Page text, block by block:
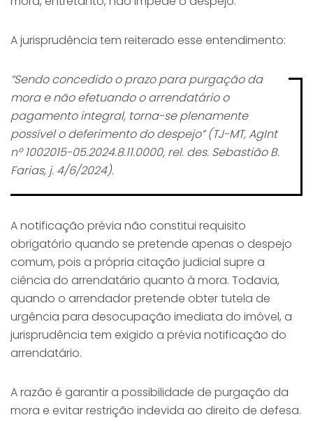
A jurisprudência tem reiterado esse entendimento:
“Sendo concedido o prazo para purgação da
mora e não efetuando o arrendatário o
pagamento integral, torna-se plenamente
possível o deferimento do despejo” (TJ-MT, AgInt
nº 1002015-05.2024.8.11.0000, rel. des. Sebastião B.
Farias, j. 4/6/2024).
A notificação prévia não constitui requisito
obrigatório quando se pretende apenas o despejo
comum, pois a própria citação judicial supre a
ciência do arrendatário quanto à mora. Todavia,
quando o arrendador pretende obter tutela de
urgência para desocupação imediata do imóvel, a
jurisprudência tem exigido a prévia notificação do
arrendatário.
A razão é garantir a possibilidade de purgação da
mora e evitar restrição indevida ao direito de defesa.